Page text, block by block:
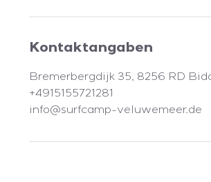
Kontaktangaben
Bremerbergdijk 35, 8256 RD
+4915155721281
info@surfcamp-veluwemeer.de